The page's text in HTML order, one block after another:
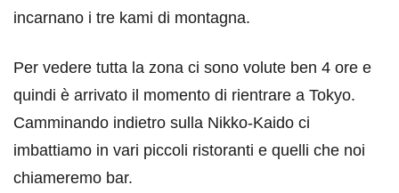
incarnano i tre kami di montagna.
Per vedere tutta la zona ci sono volute ben 4 ore e
quindi è arrivato il momento di rientrare a Tokyo.
Camminando indietro sulla Nikko-Kaido ci
imbattiamo in vari piccoli ristoranti e quelli che noi
chiameremo bar.